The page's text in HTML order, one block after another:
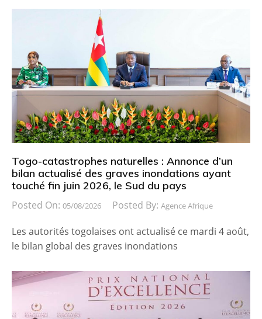
Togo-catastrophes naturelles : Annonce d’un
bilan actualisé des graves inondations ayant
touché fin juin 2026, le Sud du pays
Posted On: 05/08/2026 Posted By: Agence Afrique
Les autorités togolaises ont actualisé ce mardi 4 août,
le bilan global des graves inondations